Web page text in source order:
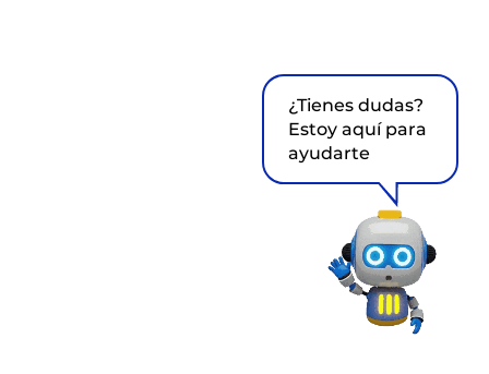
¿Tienes dudas?
Estoy aquí para
ayudarte